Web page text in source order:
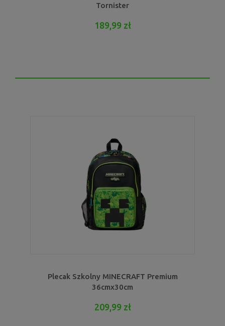
Tornister
189,99 zł
Plecak Szkolny MINECRAFT Premium
36cmx30cm
209,99 zł